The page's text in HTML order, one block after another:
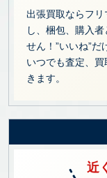
出張買取ならフ
し、梱包、購入
せん！”いいね”
いつでも査定、
きます。
近